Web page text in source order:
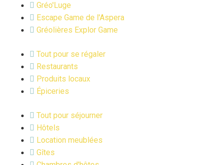
Gréo'Luge
Escape Game de l'Aspera
Gréolières Explor Game
Tout pour se régaler
Restaurants
Produits locaux
Épiceries
Tout pour séjourner
Hôtels
Location meublées
Gîtes